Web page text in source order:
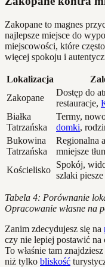
Zakopane to magnes
najlepsze miejsce do
miejscowości, które
więcej spokoju i
Lokalizacja
Zakopane
Dostęp do
restauracje,
Białka
Tatrzańska
Termy,
domki,
Bukowina
Tatrzańska
Regionalna
mniejsze
Kościelisko
Spokój,
szlaki piesze
Tabela 4: Porównanie
Opracowanie własne na
Zanim zdecydujesz się na
czy nie lepiej postawić na
To właśnie tam
niż tylko bliskość